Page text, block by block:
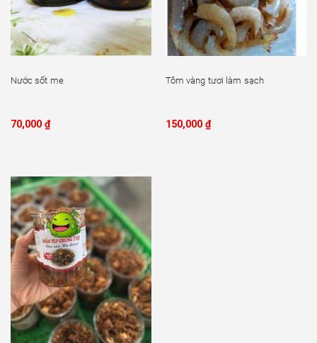
Nước sốt me
70,000 ₫
Tôm vàng tươi làm sạch
150,000 ₫